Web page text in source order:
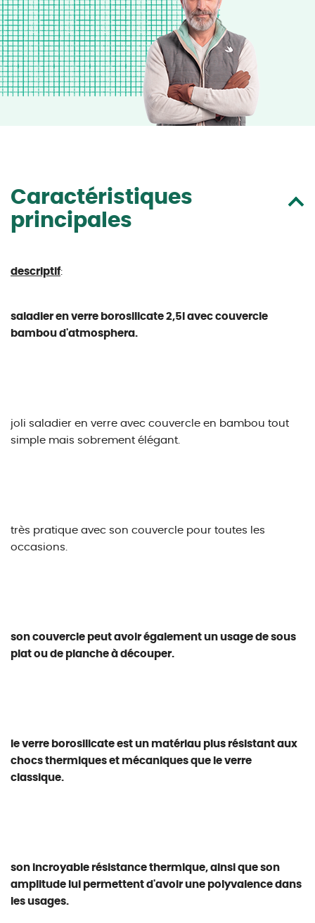
Caractéristiques
principales
descriptif:
saladier en verre borosilicate 2,5l avec couvercle
bambou d'atmosphera.
joli saladier en verre avec couvercle en bambou tout
simple mais sobrement élégant.
très pratique avec son couvercle pour toutes les
occasions.
son couvercle peut avoir également un usage de sous
plat ou de planche à découper.
le verre borosilicate est un matériau plus résistant aux
chocs thermiques et mécaniques que le verre
classique.
son incroyable résistance thermique, ainsi que son
amplitude lui permettent d'avoir une polyvalence dans
les usages.